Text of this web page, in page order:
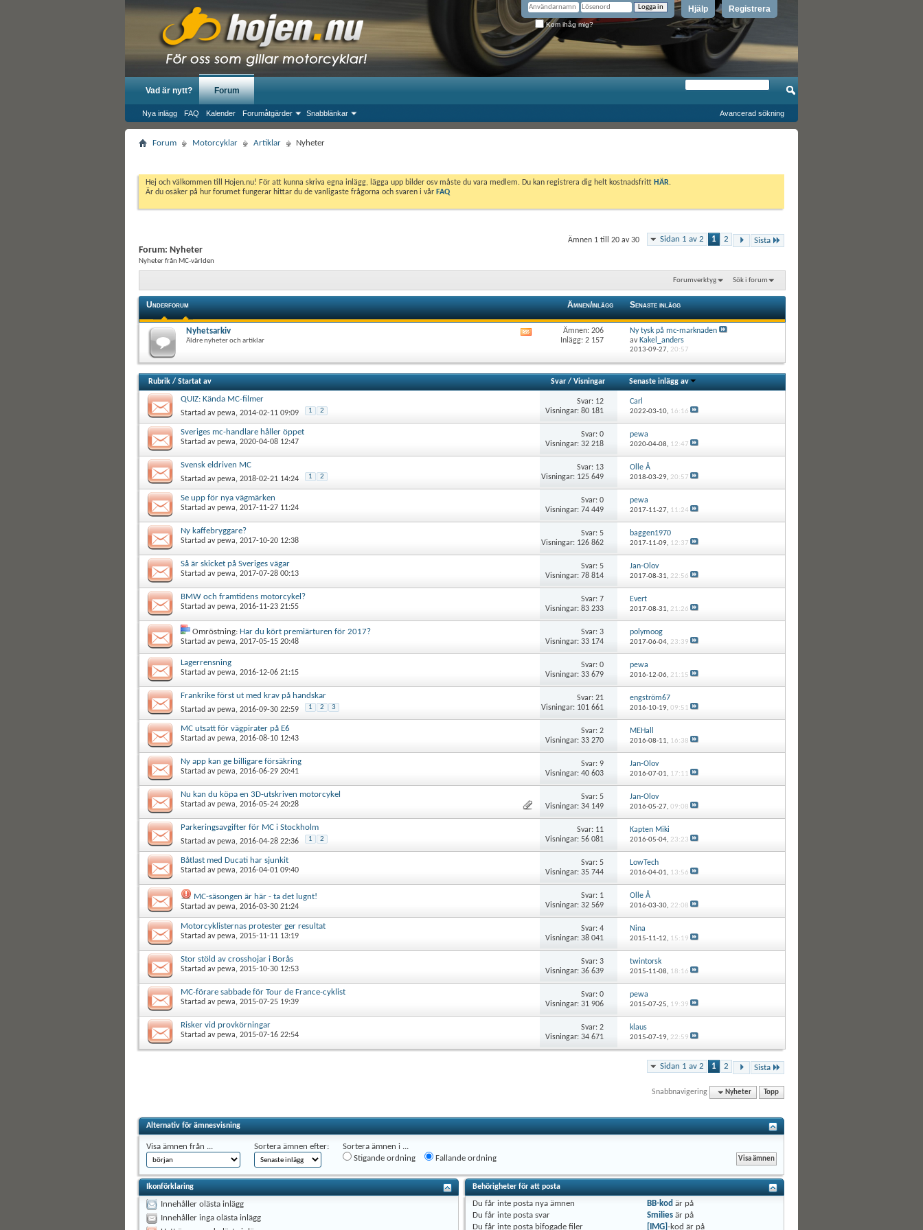
Registrera
Hjälp
Kom ihåg mig?
Vad är nytt? Forum
Nya inlägg FAQ Kalender Forumåtgärder Snabblänkar Avancerad sökning
Forum Motorcyklar Artiklar Nyheter
Hej och välkommen till Hojen.nu! För att kunna skriva egna inlägg, lägga upp bilder osv måste du vara medlem. Du kan registrera dig helt kostnadsfritt HÄR.
Är du osäker på hur forumet fungerar hittar du de vanligaste frågorna och svaren i vår FAQ
Sidan 1 av 2 1 2 Sista
Ämnen 1 till 20 av 30
Forum: Nyheter
Nyheter från MC-världen
Forumverktyg Sök i forum
Underforum Ämnen/inlägg Senaste inlägg
Nyhetsarkiv
Äldre nyheter och artiklar
forumets
RSS-
flöde
Ämnen: 206
Inlägg: 2 157
Ny tysk på mc-marknaden
av Kakel_anders
2013-09-27, 20:57
Rubrik / Startat av Svar/ Visningar Senaste inlägg av
QUIZ: Kända MC-filmer
Startad avpewa, 2014-02-11 09:09 1 2
Svar: 12
Visningar: 80 181
Carl
2022-03-10, 16:16
Sveriges mc-handlare håller öppet
Startad avpewa, 2020-04-08 12:47
Svar: 0
Visningar: 32 218
pewa
2020-04-08, 12:47
Svensk eldriven MC
Startad avpewa, 2018-02-21 14:24 1 2
Svar: 13
Visningar: 125 649
Olle Å
2018-03-29, 20:57
Se upp för nya vägmärken
Startad avpewa, 2017-11-27 11:24
Svar: 0
Visningar: 74 449
pewa
2017-11-27, 11:24
Ny kaffebryggare?
Startad avpewa, 2017-10-20 12:38
Svar: 5
Visningar: 126 862
baggen1970
2017-11-09, 12:37
Så är skicket på Sveriges vägar
Startad avpewa, 2017-07-28 00:13
Svar: 5
Visningar: 78 814
Jan-Olov
2017-08-31, 22:56
BMW och framtidens motorcykel?
Startad avpewa, 2016-11-23 21:55
Svar: 7
Visningar: 83 233
Evert
2017-08-31, 21:26
Omröstning: Har du kört premiärturen för 2017?
Startad avpewa, 2017-05-15 20:48
Svar: 3
Visningar: 33 174
polymoog
2017-06-04, 23:39
Lagerrensning
Startad avpewa, 2016-12-06 21:15
Svar: 0
Visningar: 33 679
pewa
2016-12-06, 21:15
Frankrike först ut med krav på handskar
Startad avpewa, 2016-09-30 22:59 1 2 3
Svar: 21
Visningar: 101 661
engström67
2016-10-19,09:51
MC utsatt för vägpirater på E6
Startad avpewa, 2016-08-10 12:43
Svar: 2
Visningar: 33 270
MEHall
2016-08-11, 16:38
Ny app kan ge billigare försäkring
Startad avpewa, 2016-06-29 20:41
Svar: 9
Visningar: 40 603
Jan-Olov
2016-07-01, 17:11
Nu kan du köpa en 3D-utskriven motorcykel
Startad avpewa, 2016-05-24 20:28
Svar: 5
Visningar: 34 149
Jan-Olov
2016-05-27,09:08
Parkeringsavgifter för MC i Stockholm
Startad avpewa, 2016-04-28 22:36 1 2
Svar: 11
Visningar: 56 081
Kapten Miki
2016-05-04, 23:23
Båtlast med Ducati har sjunkit
Startad avpewa, 2016-04-01 09:40
Svar: 5
Visningar: 35 744
LowTech
2016-04-01, 13:56
MC-säsongen är här - ta det lugnt!
Startad avpewa, 2016-03-30 21:24
Svar: 1
Visningar: 32 569
Olle Å
2016-03-30, 22:08
Motorcyklisternas protester ger resultat
Startad avpewa, 2015-11-11 13:19
Svar: 4
Visningar: 38 041
Nina
2015-11-12, 15:19
Stor stöld av crosshojar i Borås
Startad avpewa, 2015-10-30 12:53
Svar: 3
Visningar: 36 639
twintorsk
2015-11-08, 18:16
MC-förare sabbade för Tour de France-cyklist
Startad avpewa, 2015-07-25 19:39
Svar: 0
Visningar: 31 906
pewa
2015-07-25, 19:39
Risker vid provkörningar
Startad avpewa, 2015-07-16 22:54
Svar: 2
Visningar: 34 671
klaus
2015-07-19, 22:59
Sidan 1 av 2 1 2 Sista
Snabbnavigering Nyheter Topp
Alternativ för ämnesvisning
Visa ämnen från ... Sortera ämnen efter:
Sortera ämnen i ...
Stigande ordning
Fallande ordning
Ikonförklaring
Innehåller olästa inlägg
Innehåller inga olästa inlägg
Behörigheter för att posta
Du får inteposta nya ämnen
Du får inteposta svar
Du får inteposta bifogade filer
BB-kod är på
Smiliesär på
[IMG]-kod är på